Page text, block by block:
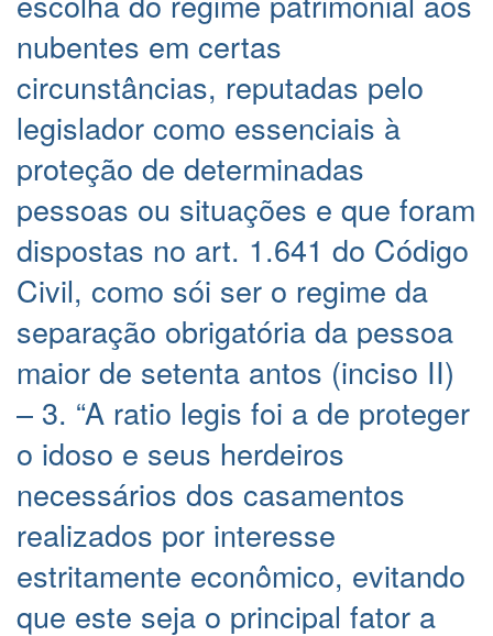
nubentes em certas
circunstâncias, reputadas pelo
legislador como essenciais à
proteção de determinadas
pessoas ou situações e que foram
dispostas no art. 1.641 do Código
Civil, como sói ser o regime da
separação obrigatória da pessoa
maior de setenta antos (inciso II)
– 3. “A ratio legis foi a de proteger
o idoso e seus herdeiros
necessários dos casamentos
realizados por interesse
estritamente econômico, evitando
que este seja o principal fator a